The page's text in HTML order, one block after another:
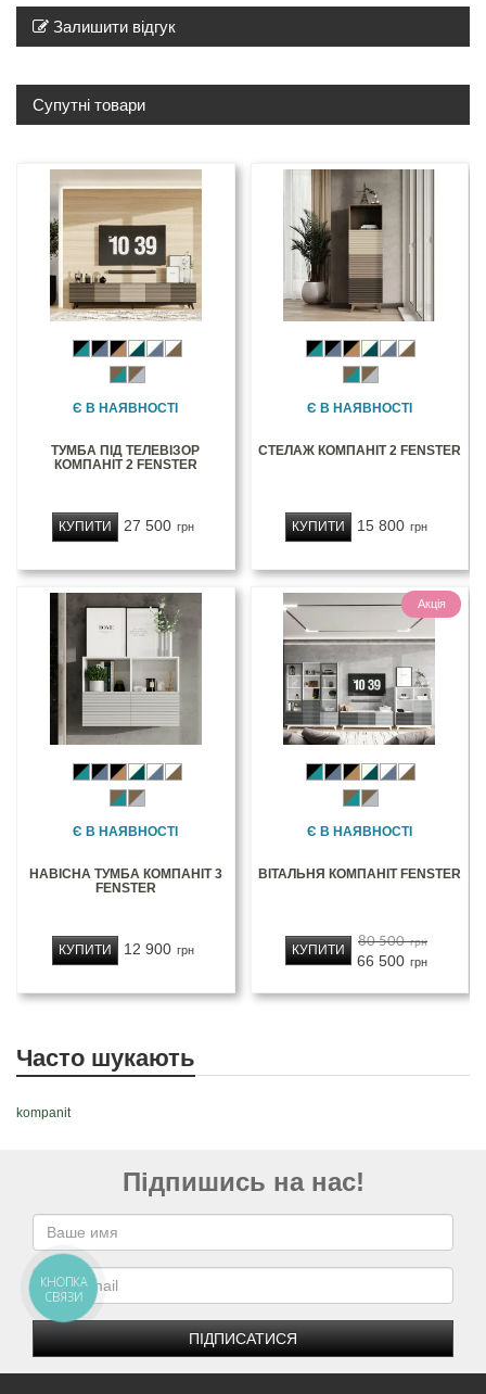
Залишити відгук
Супутні товари
Є В НАЯВНОСТІ
ТУМБА ПІД ТЕЛЕВІЗОР
КОМПАНІТ 2 FENSTER
27 500 грн
КУПИТИ
Є В НАЯВНОСТІ
СТЕЛАЖ КОМПАНІТ 2 FENSTER
15 800 грн
КУПИТИ
Є В НАЯВНОСТІ
НАВІСНА ТУМБА КОМПАНІТ 3
FENSTER
12 900 грн
КУПИТИ
Акція
Є В НАЯВНОСТІ
ВІТАЛЬНЯ КОМПАНІТ FENSTER
80 500 грн
66 500 грн
КУПИТИ
Часто шукають
kompanit
Підпишись на нас!
ПІДПИСАТИСЯ
КНОПКА
СВЯЗИ